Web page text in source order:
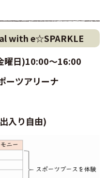
with e☆SPARKLE
曜日)10:00～16:00
ーツアリーナ
入り自由)